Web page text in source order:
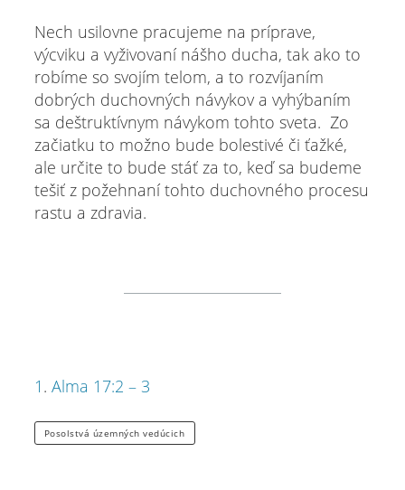
Nech usilovne pracujeme na príprave,
výcviku a vyživovaní nášho ducha, tak ako to
robíme so svojím telom, a to rozvíjaním
dobrých duchovných návykov a vyhýbaním
sa deštruktívnym návykom tohto sveta. Zo
začiatku to možno bude bolestivé či ťažké,
ale určite to bude stáť za to, keď sa budeme
tešiť z požehnaní tohto duchovného procesu
rastu a zdravia.
1 . Alma 17:2 – 3
Posolstvá územných vedúcich